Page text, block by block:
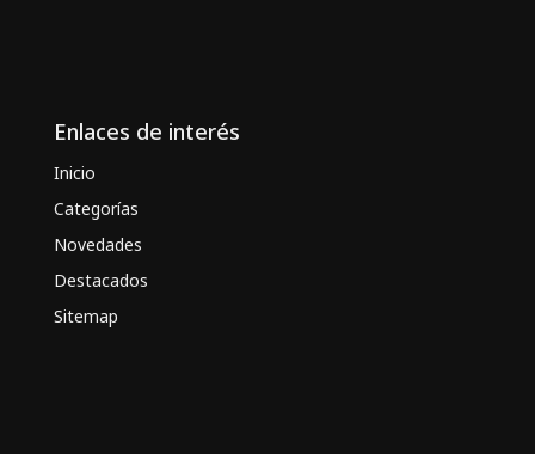
Enlaces de interés
Inicio
Categorías
Novedades
Destacados
Sitemap